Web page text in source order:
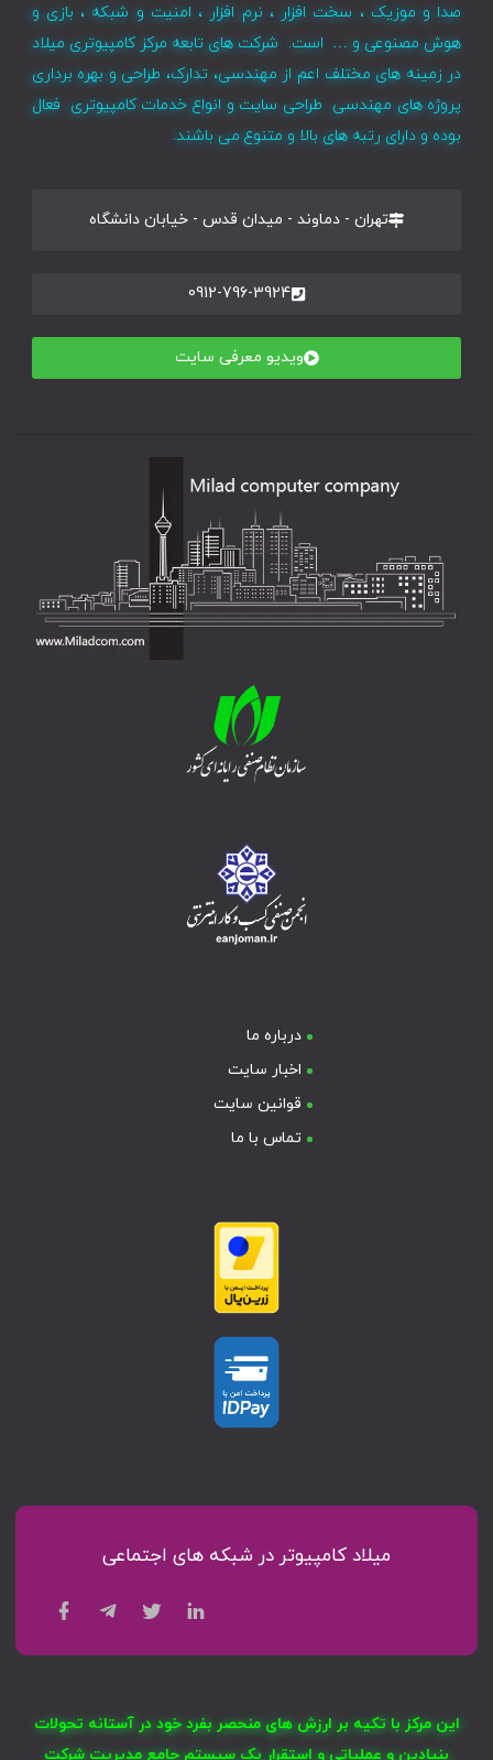
صدا و موزیک ، سخت افزار ، نرم افزار ، امنیت و شبکه ، بازی و
هوش مصنوعی و … است. شرکت های تابعه مرکز کامپیوتری میلاد
در زمینه های مختلف اعم از مهندسی، تدارک، طراحی و بهره برداری
پروژه های مهندسی طراحی سایت و انواع خدمات کامپیوتری فعال
بوده و دارای رتبه های بالا و متنوع می باشند.
تهران - دماوند - میدان قدس - خیابان دانشگاه
0912-796-3924
ویدیو معرفی سایت
درباره ما
اخبار سایت
قوانین سایت
تماس با ما
میلاد کامپیوتر در شبکه های اجتماعی
این مرکز با تکیه بر ارزش های منحصر بفرد خود در آستانه تحولات
بنیادین و عملیاتی و استقرار یک سیستم جامع مدیریت شرکت